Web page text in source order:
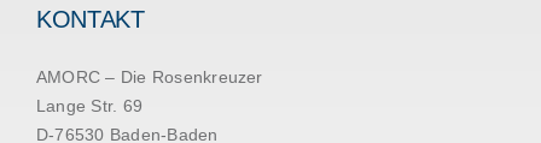
KONTAKT
AMORC – Die Rosenkreuzer
Lange Str. 69
D-76530 Baden-Baden